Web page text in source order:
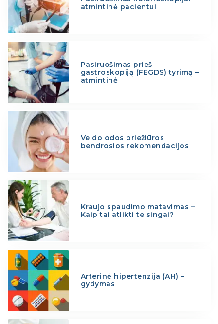
atmintinė pacientui
Pasiruošimas prieš
gastroskopiją (FEGDS) tyrimą –
atmintinė
Veido odos priežiūros
bendrosios rekomendacijos
Kraujo spaudimo matavimas –
Kaip tai atlikti teisingai?
Arterinė hipertenzija (AH) –
gydymas